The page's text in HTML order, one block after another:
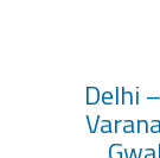
Delhi